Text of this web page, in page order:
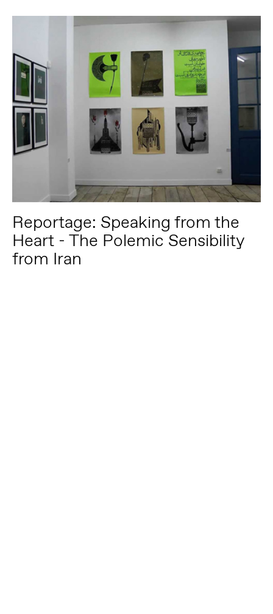
Reportage: Speaking from the
Heart - The Polemic Sensibility
from Iran